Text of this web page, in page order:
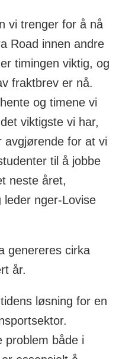
vi trenger for å nå
Road innen andre
timingen viktig, og
fraktbrev er nå.
og timene vi
viktigste vi har,
avgjørende for at vi
til å jobbe
neste året,
leder nger-Lovise
genereres cirka
år.
løsning for en
problem både i